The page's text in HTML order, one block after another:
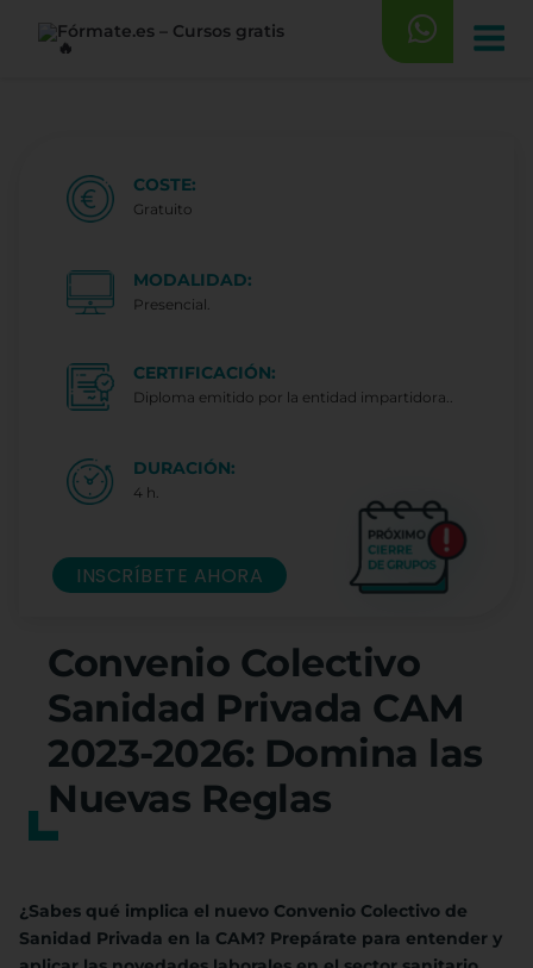
Convenio Colectivo
Sanidad Privada CAM
2023-2026: Domina las
Nuevas Reglas
¿Sabes qué implica el nuevo Convenio Colectivo de
Sanidad Privada en la CAM? Prepárate para entender y
COSTE:
Gratuito
MODALIDAD:
Presencial.
CERTIFICACIÓN:
Diploma emitido por la entidad impartidora..
DURACIÓN:
4 h.
INSCRÍBETE AHORA